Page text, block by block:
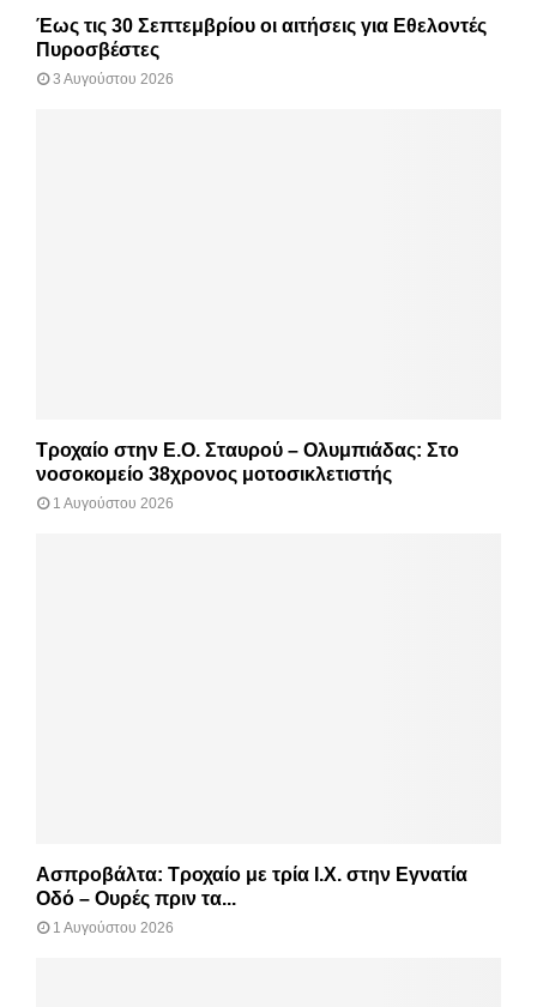
Έως τις 30 Σεπτεμβρίου οι αιτήσεις για Εθελοντές
Πυροσβέστες
3 Αυγούστου 2026
Τροχαίο στην Ε.Ο. Σταυρού – Ολυμπιάδας: Στο
νοσοκομείο 38χρονος μοτοσικλετιστής
1 Αυγούστου 2026
Ασπροβάλτα: Τροχαίο με τρία Ι.Χ. στην Εγνατία
Οδό – Ουρές πριν τα...
1 Αυγούστου 2026